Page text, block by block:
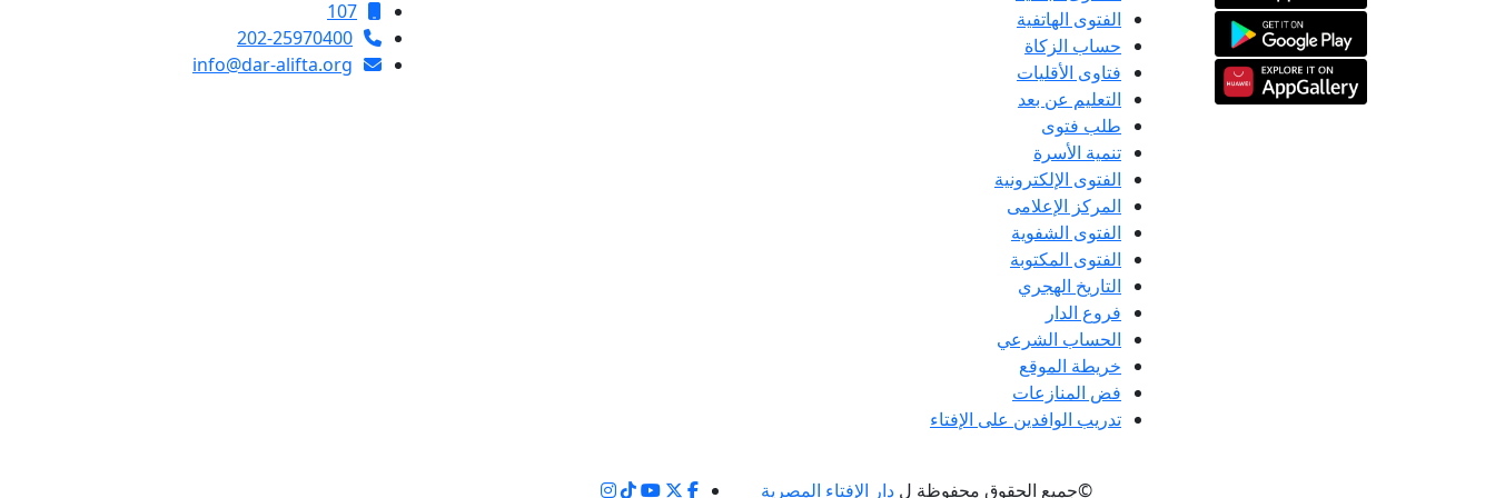
الفتوى الهاتفية
حساب الزكاة
فتاوى الأقليات
التعليم عن بعد
طلب فتوى
تنمية الأسرة
الفتوى الإلكترونية
المركز الإعلامى
الفتوى الشفوية
الفتوى المكتوبة
التاريخ الهجري
فروع الدار
الحساب الشرعي
خريطة الموقع
فض المنازعات
تدريب الوافدين على الإفتاء
107
202-25970400
info@dar-alifta.org
©جميع الحقوق محفوظة ل دار الإفتاء المصرية